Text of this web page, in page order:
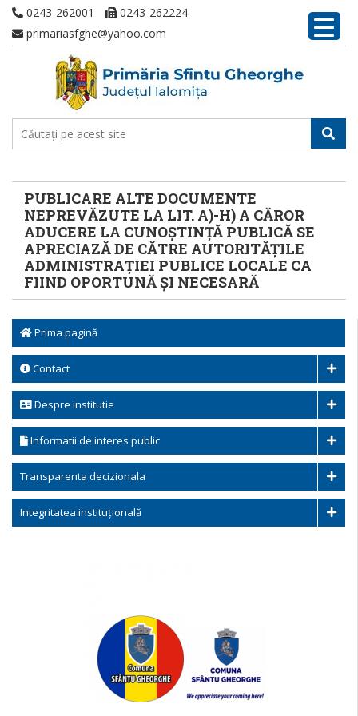
0243-262001
0243-262224
primariasfghe@yahoo.com
PUBLICARE ALTE DOCUMENTE
NEPREVĂZUTE LA LIT. A)-H) A CĂROR
ADUCERE LA CUNOȘTINȚĂ PUBLICĂ SE
APRECIAZĂ DE CĂTRE AUTORITĂȚILE
ADMINISTRAȚIEI PUBLICE LOCALE CA
FIIND OPORTUNĂ ȘI NECESARĂ
Prima pagină
Contact
Despre institutie
Informatii de interes public
Transparenta decizionala
Integritatea instituțională